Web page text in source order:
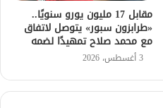
مقابل 17 مليون يورو سنويًا..
«طرابزون سبور» يتوصل لاتفاق
مع محمد صلاح تمهيدًا لضمه
3 أغسطس، 2026